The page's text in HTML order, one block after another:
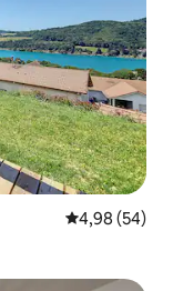
Gemiddelde
4,98 (54)